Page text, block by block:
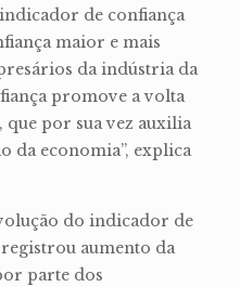
de confiança
maior e mais
da indústria da
promove a volta
que por sua vez auxilia
da economia”, explica
do indicador de
aumento da
parte dos